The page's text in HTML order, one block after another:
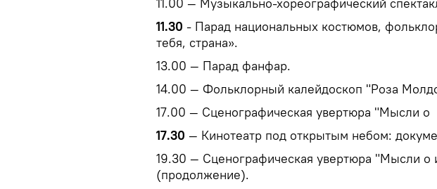
11.30 - Парад национальных костюмов,
тебя, страна».
13.00 — Парад фанфар.
14.00 — Фольклорный калейдоскоп "Роза
17.00 — Сценографическая увертюра "Мысли о
17.30 — Кинотеатр под открытым небом:
19.30 — Сценографическая увертюра "Мысли о
(продолжение).